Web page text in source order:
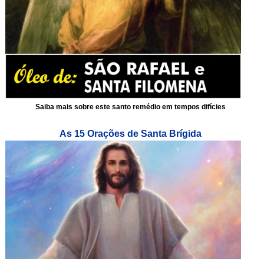
Saiba mais sobre este santo remédio em tempos difícies
As 15 Orações de Santa Brígida